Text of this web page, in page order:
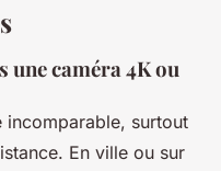
caméra 4K ou
incomparable, surtout
En ville ou sur